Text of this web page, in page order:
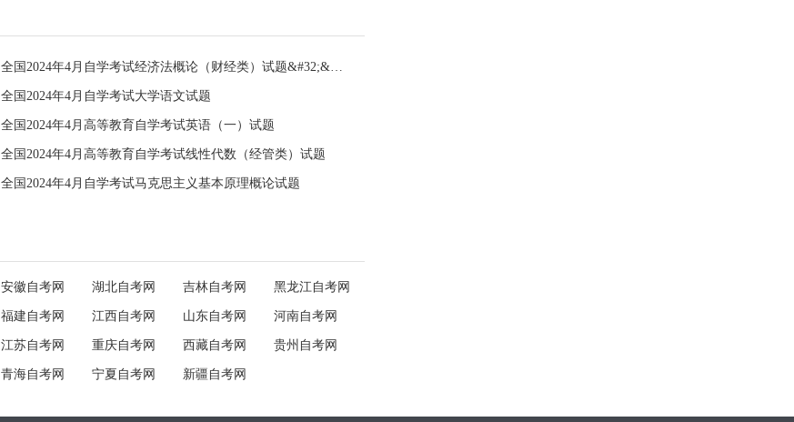
全国2024年4月自学考试经济法概论（财经类）试题&#32;&#32;
全国2024年4月自学考试大学语文试题
全国2024年4月高等教育自学考试英语（一）试题
全国2024年4月高等教育自学考试线性代数（经管类）试题
全国2024年4月自学考试马克思主义基本原理概论试题
安徽自考网 湖北自考网 吉林自考网 黑龙江自考网
福建自考网 江西自考网 山东自考网 河南自考网
江苏自考网 重庆自考网 西藏自考网 贵州自考网
青海自考网 宁夏自考网 新疆自考网